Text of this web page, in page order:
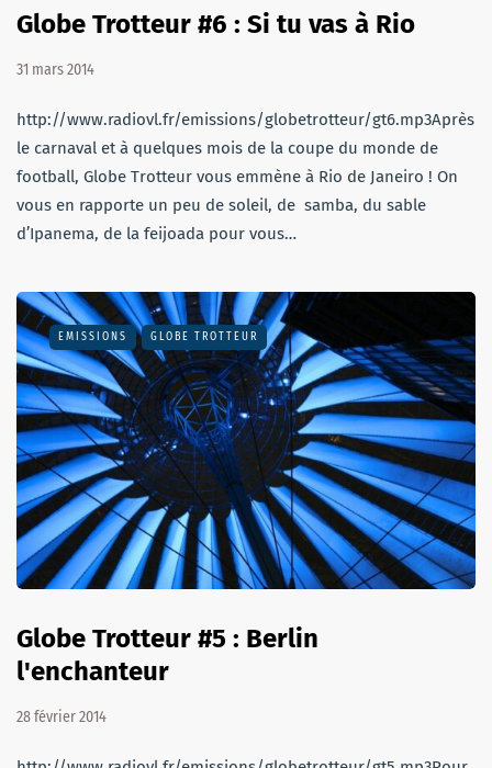
Globe Trotteur #6 : Si tu vas à Rio
31 mars 2014
http://www.radiovl.fr/emissions/globetrotteur/gt6.mp3Après
le carnaval et à quelques mois de la coupe du monde de
football, Globe Trotteur vous emmène à Rio de Janeiro ! On
vous en rapporte un peu de soleil, de samba, du sable
d’Ipanema, de la feijoada pour vous…
EMISSIONS GLOBE TROTTEUR
Globe Trotteur #5 : Berlin
l'enchanteur
28 février 2014